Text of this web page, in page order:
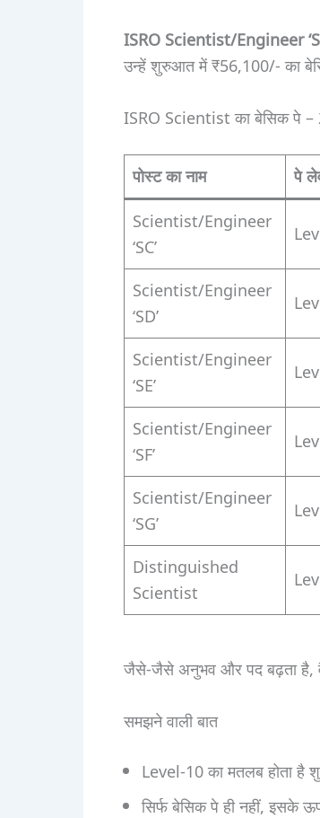
ISRO Scientist/Engineer
उन्हें शुरुआत में ₹56,100/- का
ISRO Scientist का बेसिक पे –
पोस्ट का नाम पे
Scientist/Engineer
‘SC’
Scientist/Engineer
‘SD’
Scientist/Engineer
‘SE’
Scientist/Engineer
‘SF’
Scientist/Engineer
‘SG’
Distinguished
Scientist
जैसे-जैसे अनुभव और पद बढ़ता है,
समझने वाली बात
Level-10 का मतलब होता है
सिर्फ बेसिक पे ही नहीं,